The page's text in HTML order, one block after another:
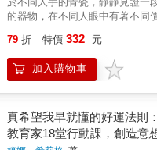
張貴興把台北寫進了
《2084》，不只讓
灣放到了一個能與更
色，再將紙張逐一
兩種不同的媒材與畫
楚區隔出角色所處的
相當少見，為故事
視覺層次與閱讀趣味。
我從各種書中讀到
吧，但比約恩在開
的世界觀認為，人生
一定是出於「資訊不
覺得只要找到悟道的
以解決了。我有一
的感覺，因為我也
的器物，在不同人眼中有著不同
子以細膩而冷靜的筆觸，將看似
一幅人性群像；讀者看見的不只
更是時代如何改變人，而人又如
79 折 特價 332 元
加入購物車
真希望我早就懂的好運法則
教育家18堂行動課，創造意